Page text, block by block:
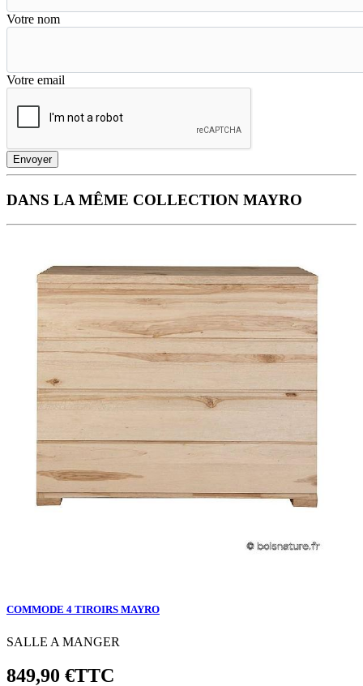
Votre nom
Votre email
Envoyer
DANS LA MÊME COLLECTION MAYRO
COMMODE 4 TIROIRS MAYRO
SALLE A MANGER
849,90 €TTC